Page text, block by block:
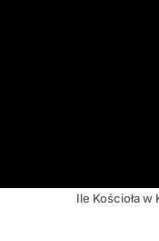
Ile Kościoła